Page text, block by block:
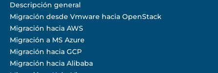
Descripción general
Migración desde Vmware hacia OpenStack
Migración hacia AWS
Migración a MS Azure
Migración hacia GCP
Migración hacia Alibaba